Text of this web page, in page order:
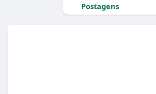
Postagens